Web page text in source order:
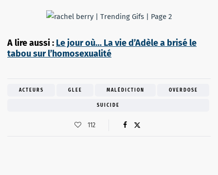
A lire aussi : Le jour où… La vie d’Adèle a brisé le
tabou sur l’homosexualité
ACTEURS GLEE MALÉDICTION OVERDOSE
SUICIDE
112